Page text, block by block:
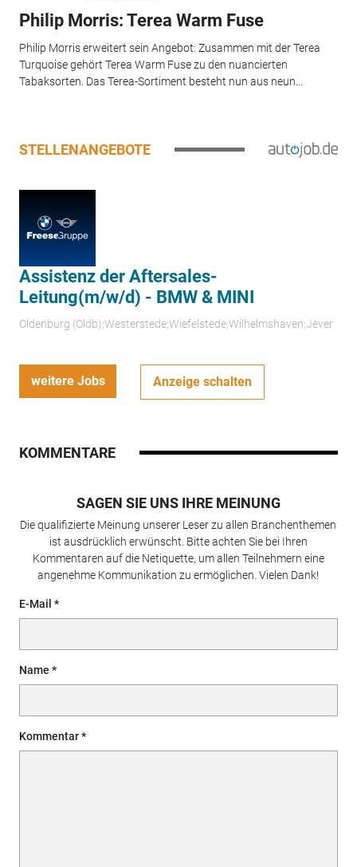
Philip Morris: Terea Warm Fuse
Philip Morris erweitert sein Angebot: Zusammen mit der Terea
Turquoise gehört Terea Warm Fuse zu den nuancierten
Tabaksorten. Das Terea-Sortiment besteht nun aus neun...
STELLENANGEBOTE
Assistenz der Aftersales-
Leitung(m/w/d) - BMW & MINI
Oldenburg (Oldb);Westerstede;Wiefelstede;Wilhelmshaven;Jever
weitere Jobs Anzeige schalten
KOMMENTARE
SAGEN SIE UNS IHRE MEINUNG
Die qualifizierte Meinung unserer Leser zu allen Branchenthemen
ist ausdrücklich erwünscht. Bitte achten Sie bei Ihren
Kommentaren auf die Netiquette, um allen Teilnehmern eine
angenehme Kommunikation zu ermöglichen. Vielen Dank!
E-Mail
Name
Kommentar